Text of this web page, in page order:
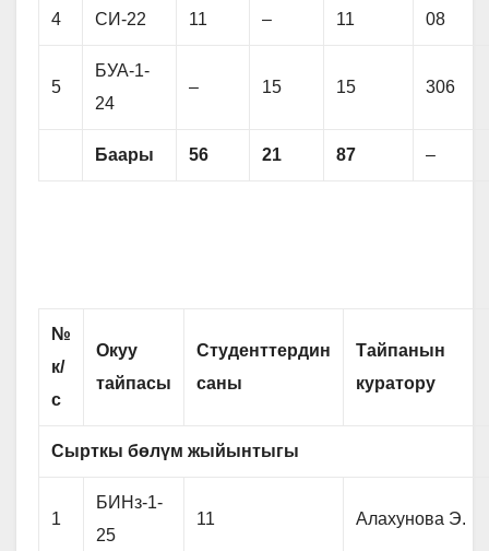
4 СИ-22 11 – 11 08
5
БУА-1-
24
– 15 15 306
Баары 56 21 87 –
№
к/
с
Окуу
тайпасы
Студенттердин
саны
Тайпанын
куратору
Сырткы бөлүм жыйынтыгы
1
БИНз-1-
25
11 Алахунова Э.